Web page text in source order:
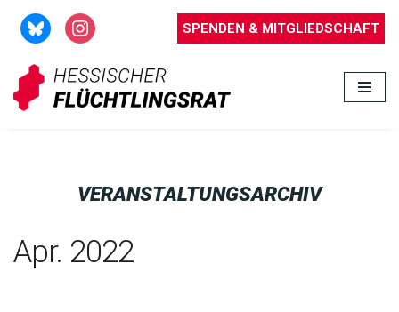
Zum
Inhalt
springen
SPENDEN & MITGLIEDSCHAFT
VERANSTALTUNGSARCHIV
Apr. 2022